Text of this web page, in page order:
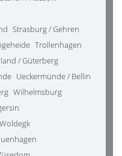
Strasburg / Gehren
Trollenhagen
/ Güterberg
Ueckermünde / Bellin
Wilhelmsburg
Woldegk